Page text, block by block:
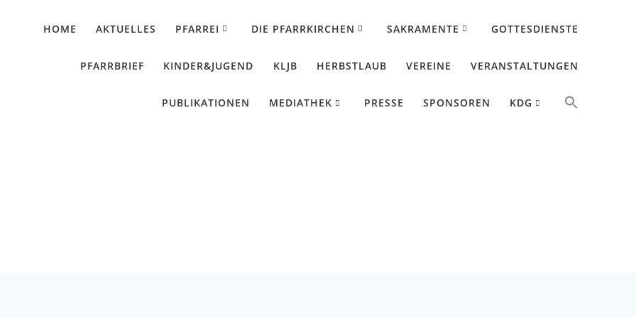
HOME AKTUELLES PFARREI DIE PFARRKIRCHEN SAKRAMENTE GOTTESDIENSTE
PFARRBRIEF KINDER&JUGEND KLJB HERBSTLAUB VEREINE VERANSTALTUNGEN
PUBLIKATIONEN MEDIATHEK PRESSE SPONSOREN KDG